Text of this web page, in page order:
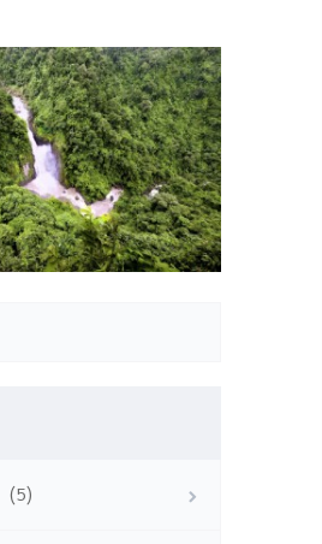
(5)